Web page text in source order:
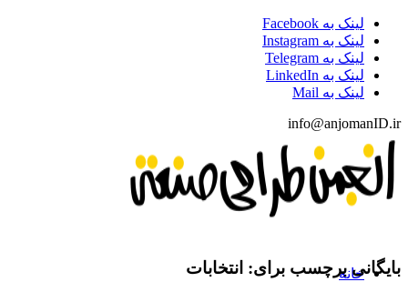
لینک به Facebook
لینک به Instagram
لینک به Telegram
لینک به LinkedIn
لینک به Mail
info@anjomanID.ir
خانه
بایگانی برچسب برای: انتخابات